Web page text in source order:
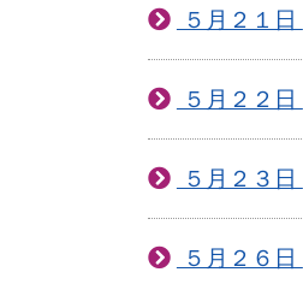
５月２１日
５月２２日
５月２３日
５月２６日